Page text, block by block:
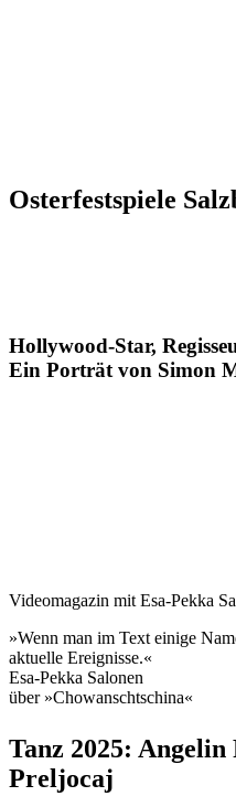
Osterfestspiele
Hollywood-Star,
Ein Porträt von Simon
Videomagazin mit Esa-Pekka
»Wenn man im Text einige
aktuelle Ereignisse.«
Esa-Pekka Salonen
über »Chowanschtschina«
Tanz 2025:
Preljocaj